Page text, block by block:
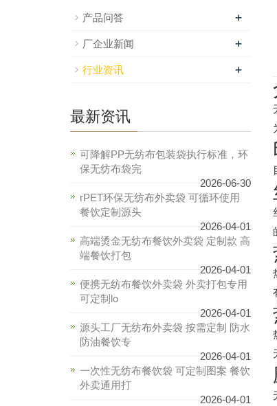
产品问答 +
厂企业新闻 +
行业资讯 +
最新资讯
可降解PP无纺布包装袋执行标准，环
保无纺布袋完
2026-06-30
rPET环保无纺布外卖袋 可循环使用
餐饮定制源头
2026-04-01
高端烫金无纺布餐饮外卖袋 定制款 高
端餐饮打包
2026-04-01
便携无纺布餐饮外卖袋 外卖打包专用
可定制lo
2026-04-01
源头工厂无纺布外卖袋 按需定制 防水
防油餐饮专
2026-04-01
一次性无纺布餐饮袋 可定制图案 餐饮
外卖通用打
2026-04-01